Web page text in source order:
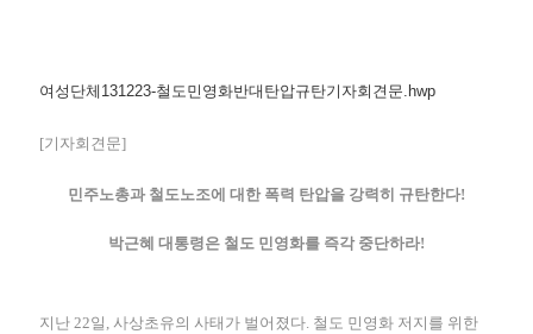
여성단체131223-철도민영화반대탄압규탄기자회견문.hwp
[기자회견문]
민주노총과 철도노조에 대한 폭력 탄압을 강력히 규탄한다!
박근혜 대통령은 철도 민영화를 즉각 중단하라!
지난 22일, 사상초유의 사태가 벌어졌다. 철도 민영화 저지를 위한